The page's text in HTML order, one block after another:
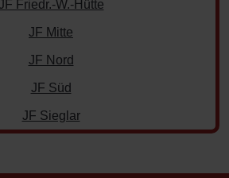
Friedr.-W.-Hütte
JF Mitte
JF Nord
JF Süd
JF Sieglar